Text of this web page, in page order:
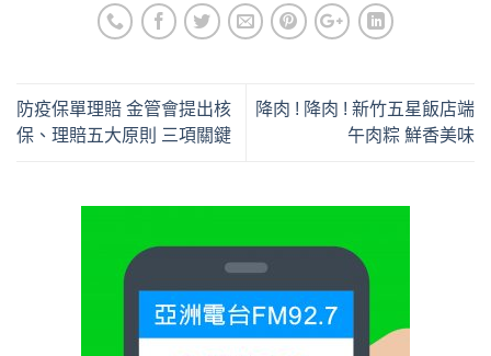
防疫保單理賠 金管會提出核
保、理賠五大原則 三項關鍵
降肉 ! 降肉 ! 新竹五星飯店端
午肉粽 鮮香美味